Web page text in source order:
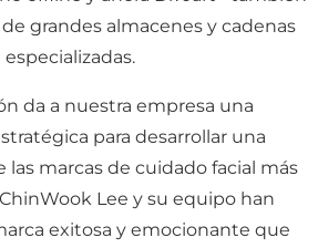
grandes almacenes y cadenas
especializadas.
da a nuestra empresa una
para desarrollar una
las marcas de cuidado facial más
Lee y su equipo han
exitosa y emocionante que